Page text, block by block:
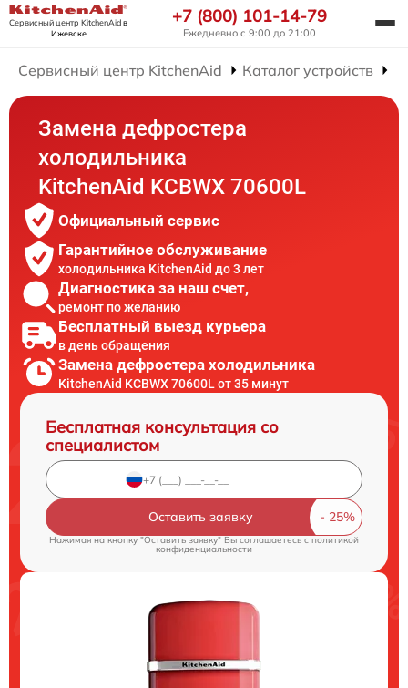
Сервисный центр KitchenAidв
Ижевске
+7 (800) 101-14-79
Ежедневно с 9:00 до 21:00
Сервисный центр KitchenAid Каталог устройств
Замена дефростера
холодильника
KitchenAid KCBWX 70600L
Официальный сервис
Гарантийное обслуживание
холодильника KitchenAid до 3 лет
Диагностика за наш счет,
ремонт по желанию
Бесплатный выезд курьера
в день обращения
Замена дефростера холодильника
KitchenAid KCBWX 70600L от 35 минут
Бесплатная консультация со
специалистом
Оставить заявку
Нажимая на кнопку "Оставить заявку" Вы соглашаетесь cполитикой
конфиденциальности